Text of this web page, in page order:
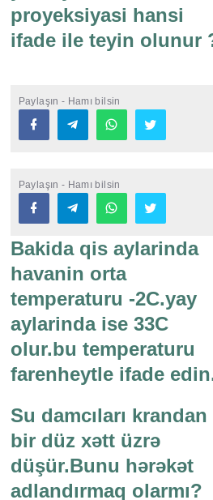
proyeksiyasi hansi
ifade ile teyin olunur
Paylaşın - Hamı bilsin
Paylaşın - Hamı bilsin
Bakida qis aylarinda
havanin orta
temperaturu -2C.yay
aylarinda ise 33C
olur.bu temperaturu
farenheytle ifade
Su damcıları krandan
bir düz xətt üzrə
düşür.Bunu hərəkət
adlandırmaq olarmı?